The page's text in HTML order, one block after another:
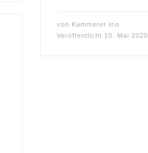
von Kammerer Iris
Veröffentlicht 10. Mai 2020